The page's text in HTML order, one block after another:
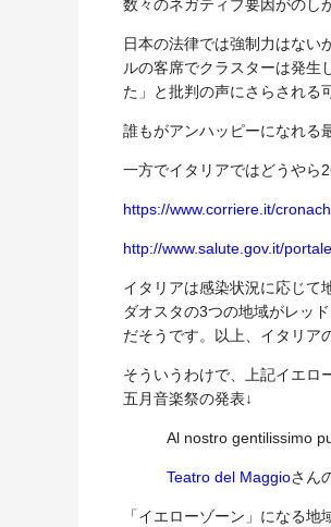
数々のネガティブ要因がのし
日本の法律では強制力はない
ルの客席でクラスターは発生
た」と批判の声にさらされる
誰もがアンハッピーになれる
一方でイタリアではどうやら
https://www.corriere.it/
http://www.salute.gov.it/
イタリアは感染状況に応じ
ダオスタの3つの地域がレッ
だそうです。以上、イタリア
そういうわけで、上記イエロ
五月音楽祭の発表↓
Al nostro gentilissimo
Teatro del Maggioさん
「イエローゾーン」になる